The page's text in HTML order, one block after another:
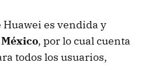
Huawei es vendida y
, por lo cual cuenta
todos los usuarios,